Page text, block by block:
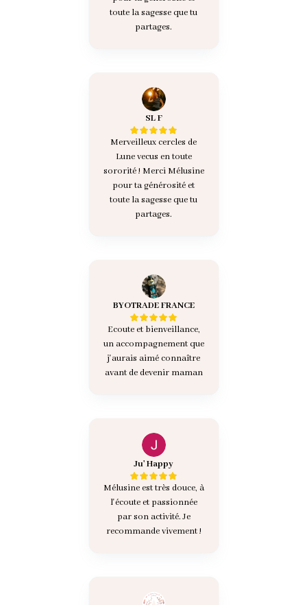
toute la sagesse que tu
partages.
SL F
Merveilleux cercles de
Lune vecus en toute
sororité ! Merci Mélusine
pour ta générosité et
toute la sagesse que tu
partages.
BYOTRADE FRANCE
Ecoute et bienveillance,
un accompagnement que
j'aurais aimé connaître
avant de devenir maman
Ju' Happy
Mélusine est très douce, à
l'écoute et passionnée
par son activité. Je
recommande vivement !